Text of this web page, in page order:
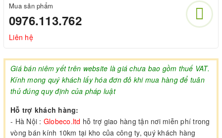
Mua sản phẩm
0976.113.762
Liên hệ
Giá bán niêm yết trên website là giá chưa bao gồm thuế VAT.
Kính mong quý khách lấy hóa đơn đỏ khi mua hàng để tuân
thủ đúng quy định của pháp luật
Hỗ trợ khách hàng:
- Hà Nội : Globeco.ltd hỗ trợ giao hàng tận nơi miễn phí trong
vòng bán kính 10km tại kho của công ty, quý khách hàng